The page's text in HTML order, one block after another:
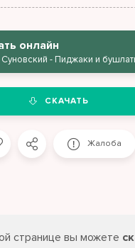
онлайн
- Пиджаки и
СКАЧАТЬ
Жалоба
странице вы можете